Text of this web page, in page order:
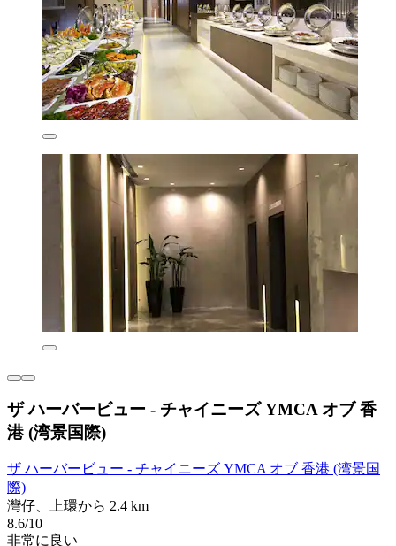
ザ ハーバービュー - チャイニーズ YMCA オブ 香
港 (湾景国際)
ザ ハーバービュー - チャイニーズ YMCA オブ 香港 (湾景国
際)
灣仔、上環から 2.4 km
8.6/10
非常に良い